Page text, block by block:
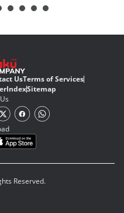
UsTerms of Services
IndexSitemap
Reserved.